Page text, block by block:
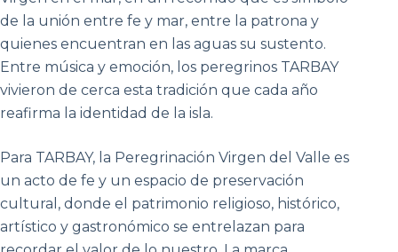
de la unión entre fe y mar, entre la patrona y
quienes encuentran en las aguas su sustento.
Entre música y emoción, los peregrinos TARBAY
vivieron de cerca esta tradición que cada año
reafirma la identidad de la isla.
Para TARBAY, la Peregrinación Virgen del Valle es
un acto de fe y un espacio de preservación
cultural, donde el patrimonio religioso, histórico,
artístico y gastronómico se entrelazan para